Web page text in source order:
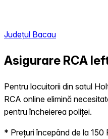
Județul Bacau
Asigurare RCA
Pentru locuitorii din satul
RCA online elimină
pentru încheierea poliței.
* Prețuri începând de la 150